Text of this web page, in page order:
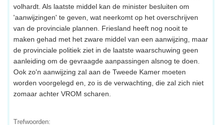
volhardt. Als laatste middel kan de minister besluiten om
'aanwijzingen' te geven, wat neerkomt op het overschrijven
van de provinciale plannen. Friesland heeft nog nooit te
maken gehad met het zware middel van een aanwijzing, maar
de provinciale politiek ziet in de laatste waarschuwing geen
aanleiding om de gevraagde aanpassingen alsnog te doen.
Ook zo'n aanwijzing zal aan de Tweede Kamer moeten
worden voorgelegd en, zo is de verwachting, die zal zich niet
zomaar achter VROM scharen.
Trefwoorden: